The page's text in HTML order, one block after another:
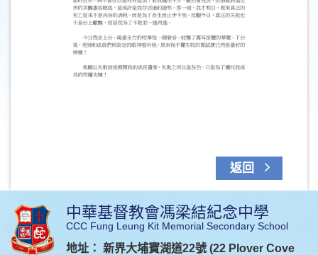
返回
中華基督教會馮梁結紀念中學
CCC Fung Leung Kit Memorial Secondary School
地址： 新界大埔寶湖道22號 (22 Plover Cove